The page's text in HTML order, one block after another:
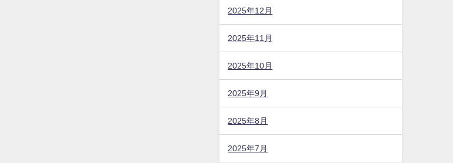
2025年12月
2025年11月
2025年10月
2025年9月
2025年8月
2025年7月